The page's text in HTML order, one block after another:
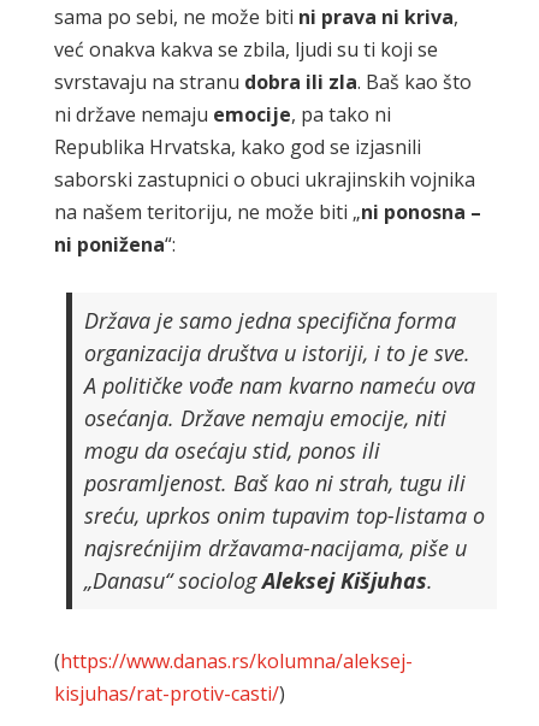
sama po sebi, ne može biti ni prava ni kriva,
već onakva kakva se zbila, ljudi su ti koji se
svrstavaju na stranu dobra ili zla. Baš kao što
ni države nemaju emocije, pa tako ni
Republika Hrvatska, kako god se izjasnili
saborski zastupnici o obuci ukrajinskih vojnika
na našem teritoriju, ne može biti „ni ponosna –
ni ponižena“:
Država je samo jedna specifična forma
organizacija društva u istoriji, i to je sve.
A političke vođe nam kvarno nameću ova
osećanja. Države nemaju emocije, niti
mogu da osećaju stid, ponos ili
posramljenost. Baš kao ni strah, tugu ili
sreću, uprkos onim tupavim top-listama o
najsrećnijim državama-nacijama, piše u
„Danasu“ sociologAleksej Kišjuhas.
(https://www.danas.rs/kolumna/aleksej-
kisjuhas/rat-protiv-casti/)